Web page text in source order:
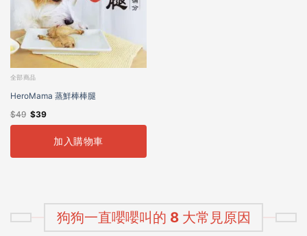
全部商品
HeroMama 蒸鮮棒棒腿
$49 $39
加入購物車
狗狗一直嚶嚶叫的 8 大常見原因